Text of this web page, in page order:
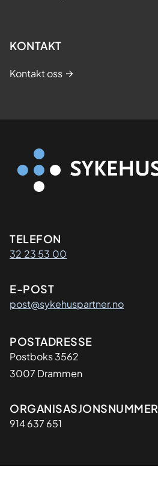
KONTAKT
Kontakt oss
Kontaktinformasjon
TELEFON
32 23 53 00
E-POST
post@sykehuspartner.no
Adresse
POSTADRESSE
Postboks 3562
3007 Drammen
Organisasjon
ORGANISASJONSNUMMER
914 637 651